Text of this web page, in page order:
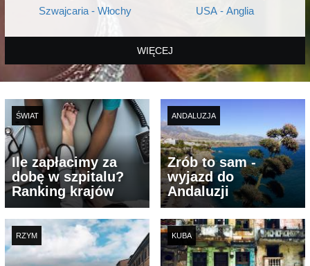
Szwajcaria - Włochy
USA - Anglia
WIĘCEJ
ŚWIAT
Ile zapłacimy za
dobę w szpitalu?
Ranking krajów
ANDALUZJA
Zrób to sam -
wyjazd do
Andaluzji
RZYM KUBA